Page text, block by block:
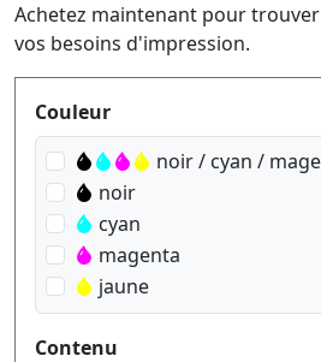
Achetez maintenant pour
vos besoins d'impression.
Produktfilter
Couleur
noir / cyan /
noir
cyan
magenta
jaune
Contenu